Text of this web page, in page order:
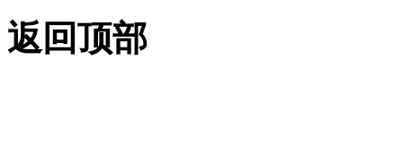
返回顶部